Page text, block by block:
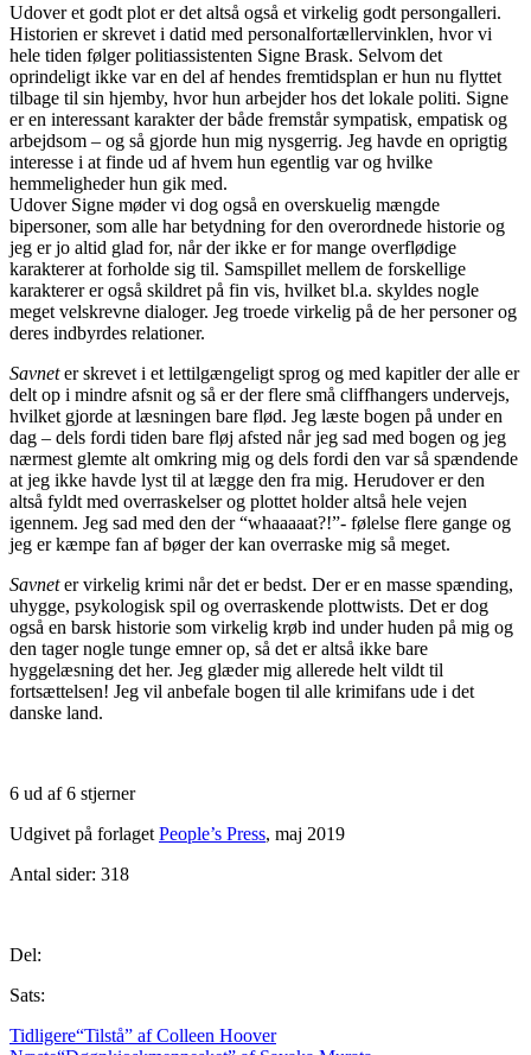
Udover et godt plot er det altså også et virkelig godt persongalleri.
Historien er skrevet i datid med personalfortællervinklen, hvor vi
hele tiden følger politiassistenten Signe Brask. Selvom det
oprindeligt ikke var en del af hendes fremtidsplan er hun nu flyttet
tilbage til sin hjemby, hvor hun arbejder hos det lokale politi. Signe
er en interessant karakter der både fremstår sympatisk, empatisk og
arbejdsom – og så gjorde hun mig nysgerrig. Jeg havde en oprigtig
interesse i at finde ud af hvem hun egentlig var og hvilke
hemmeligheder hun gik med.
Udover Signe møder vi dog også en overskuelig mængde
bipersoner, som alle har betydning for den overordnede historie og
jeg er jo altid glad for, når der ikke er for mange overflødige
karakterer at forholde sig til. Samspillet mellem de forskellige
karakterer er også skildret på fin vis, hvilket bl.a. skyldes nogle
meget velskrevne dialoger. Jeg troede virkelig på de her personer og
deres indbyrdes relationer.
Savneter skrevet i et lettilgængeligt sprog og med kapitler der alle er
delt op i mindre afsnit og så er der flere små cliffhangers undervejs,
hvilket gjorde at læsningen bare flød. Jeg læste bogen på under en
dag – dels fordi tiden bare fløj afsted når jeg sad med bogen og jeg
nærmest glemte alt omkring mig og dels fordi den var så spændende
at jeg ikke havde lyst til at lægge den fra mig. Herudover er den
altså fyldt med overraskelser og plottet holder altså hele vejen
igennem. Jeg sad med den der “whaaaaat?!”- følelse flere gange og
jeg er kæmpe fan af bøger der kan overraske mig så meget.
Savneter virkelig krimi når det er bedst. Der er en masse spænding,
uhygge, psykologisk spil og overraskende plottwists. Det er dog
også en barsk historie som virkelig krøb ind under huden på mig og
den tager nogle tunge emner op, så det er altså ikke bare
hyggelæsning det her. Jeg glæder mig allerede helt vildt til
fortsættelsen! Jeg vil anbefale bogen til alle krimifans ude i det
danske land.
6 ud af 6 stjerner
Udgivet på forlaget People’s Press, maj 2019
Antal sider: 318
Del:
Sats:
Tidligere“Tilstå” af Colleen Hoover